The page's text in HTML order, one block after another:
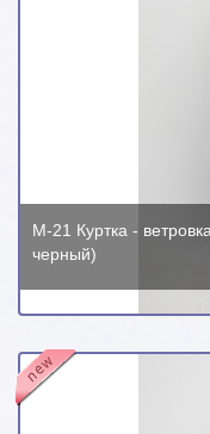
М-21 Куртка -
черный)